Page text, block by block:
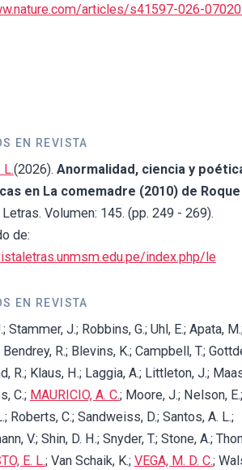
articles/s41597-026-
EN REVISTA
L.(2026). Anormalidad, ciencia y
en La comemadre (2010) de Roque
Letras. Volumen: 145. (pp. 249 - 269).
de:
index.php/le
EN REVISTA
Stammer, J.; Robbins, G.; Uhl, E.; Apata,
Bendrey, R.; Blevins, K.; Campbell, T.;
R.; Klaus, H.; Laggia, A.; Littleton, J.;
C.; MAURICIO, A. C.; Moore, J.; Nelson, E.;
Roberts, C.; Sandweiss, D.; Santos, A. L.;
V.; Shin, D. H.; Snyder, T.; Stone, A.;
E. L.; Van Schaik, K.; VEGA, M. D. C.;